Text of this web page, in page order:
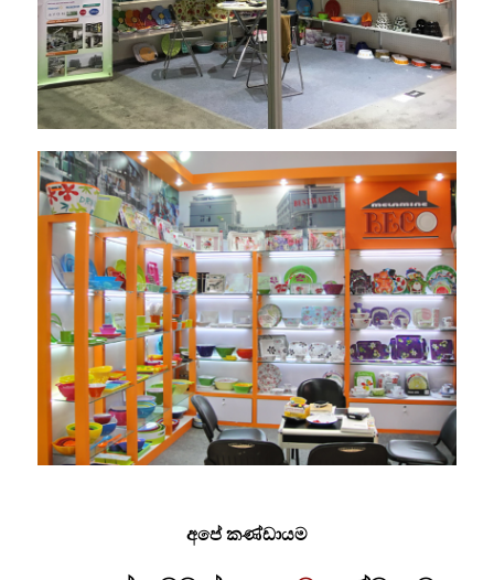
අපේ කණ්ඩායම